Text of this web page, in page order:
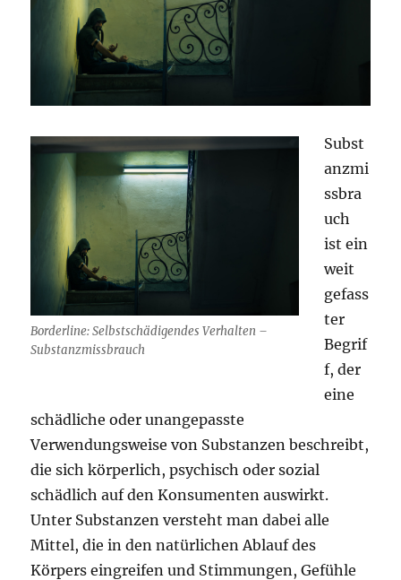
Borderline: Selbstschädigendes Verhalten –
Substanzmissbrauch
Subst
anzmi
ssbra
uch
ist ein
weit
gefass
ter
Begrif
f, der
eine
schädliche oder unangepasste
Verwendungsweise von Substanzen beschreibt,
die sich körperlich, psychisch oder sozial
schädlich auf den Konsumenten auswirkt.
Unter Substanzen versteht man dabei alle
Mittel, die in den natürlichen Ablauf des
Körpers eingreifen und Stimmungen, Gefühle